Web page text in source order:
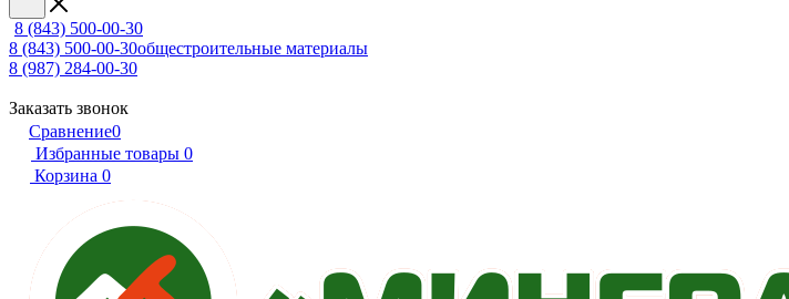
8 (843) 500-00-30
8 (843) 500-00-30общестроительные материалы
8 (987) 284-00-30
Заказать звонок
Сравнение0
Избранные товары 0
Корзина 0